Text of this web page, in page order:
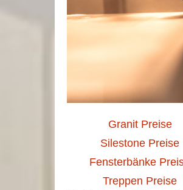
Granit Preise
Silestone Preise
Fensterbänke
Treppen Preise